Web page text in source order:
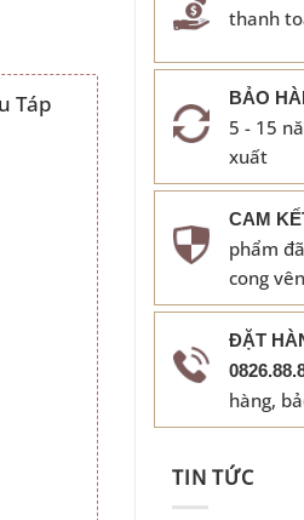
thanh
BẢO
5 - 15
xuất
CAM
phẩm
cong
ĐẶT
hàng,
TIN TỨC
Táp